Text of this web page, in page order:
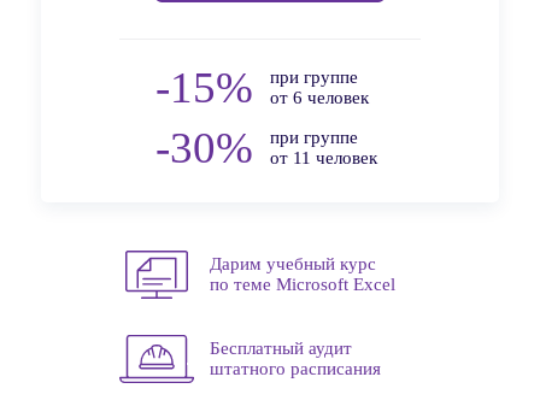
-15%
при группе
от 6 человек
-30%
при группе
от 11 человек
Дарим учебный курс
по теме Microsoft Excel
Бесплатный аудит
штатного расписания